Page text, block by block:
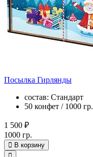
Посылка Гирлянды
состав: Стандарт
50 конфет / 1000 гр.
1 500 ₽
1000 гр.
В корзину